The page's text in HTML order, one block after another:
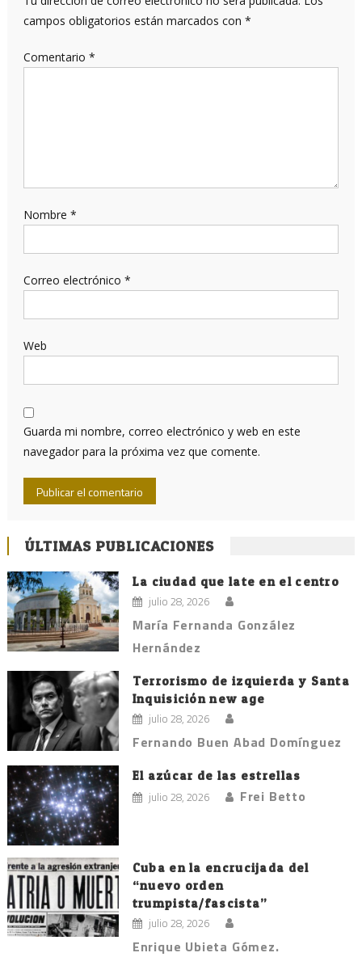
campos obligatorios están marcados con *
Comentario *
Nombre *
Correo electrónico *
Web
Guarda mi nombre, correo electrónico y web en este
navegador para la próxima vez que comente.
ÚLTIMAS PUBLICACIONES
La ciudad que late en el centro
julio 28, 2026
María Fernanda González
Hernández
Terrorismo de izquierda y Santa
Inquisición new age
julio 28, 2026
Fernando Buen Abad Domínguez
El azúcar de las estrellas
julio 28, 2026 Frei Betto
Cuba en la encrucijada del
“nuevo orden
trumpista/fascista”
julio 28, 2026
Enrique Ubieta Gómez.